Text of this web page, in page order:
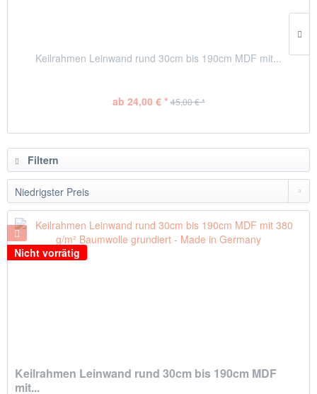
Keilrahmen Leinwand rund 30cm bis 190cm MDF mit...
ab 24,00 € * 45,00 € *
Filtern
Nicht vorrätig
Keilrahmen Leinwand rund 30cm bis 190cm MDF
mit...